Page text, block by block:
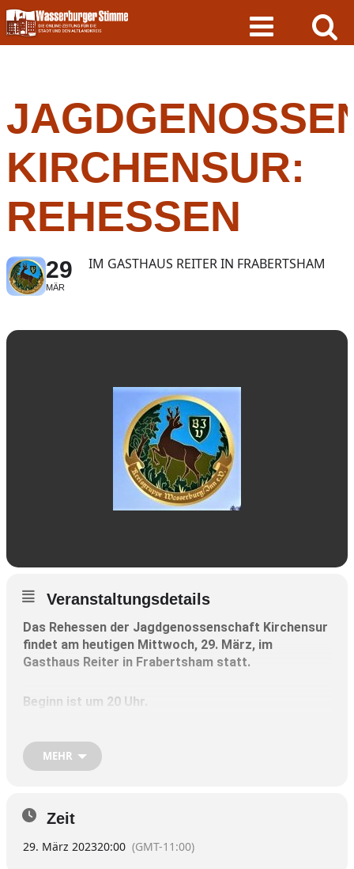
Skip
to
content
KIRCHENSUR:
REHESSEN
29
MÄR
IM GASTHAUS REITER IN FRABERTSHAM
Veranstaltungsdetails
Das Rehessen der Jagdgenossenschaft Kirchensur
findet am heutigen Mittwoch, 29. März, im
Gasthaus Reiter in Frabertsham statt.
Beginn ist um 20 Uhr.
Alle Jagdgenossen mit ihren PartnerInnen sind
dazu herzlichst eingeladen.
MEHR
Zeit
29. März 202320:00 (GMT-11:00)